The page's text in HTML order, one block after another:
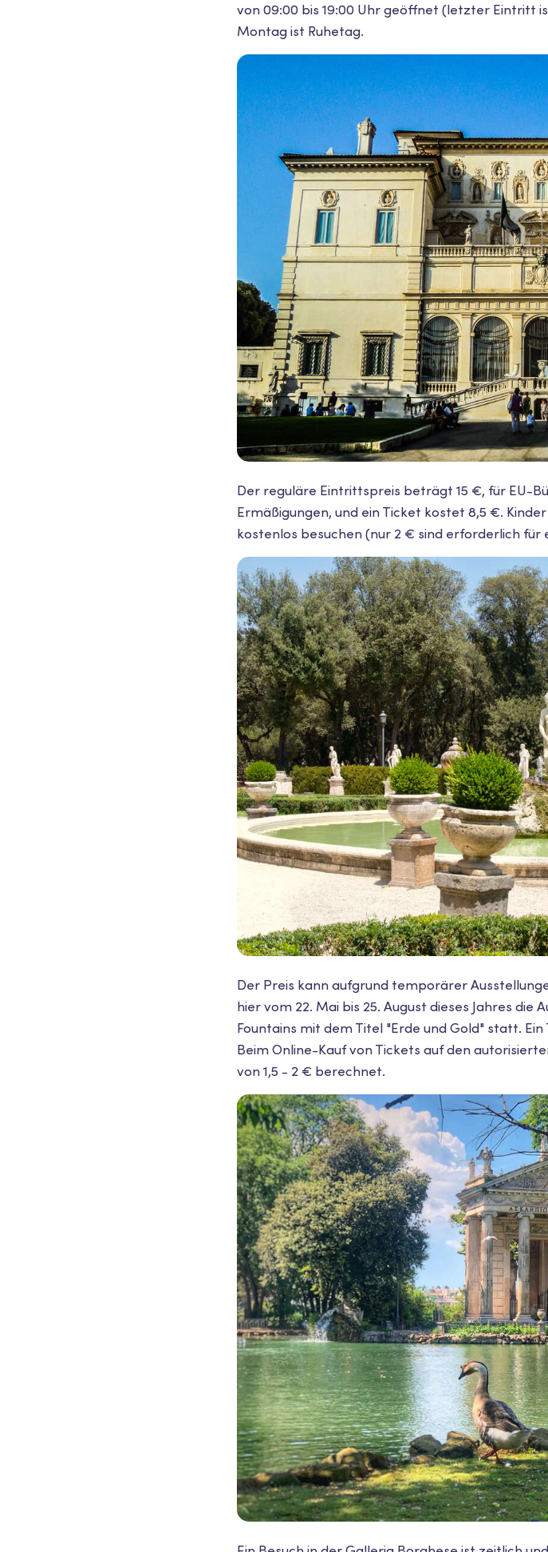
von 09:00 bis 19:00 Uhr geöffnet (letzter Eintritt
Montag ist Ruhetag.
Der reguläre Eintrittspreis beträgt 15 €, für EU-
Ermäßigungen, und ein Ticket kostet 8,5 €.
kostenlos besuchen (nur 2 € sind erforderlich für
Der Preis kann aufgrund temporärer
hier vom 22. Mai bis 25. August dieses Jahres die
Fountains mit dem Titel "Erde und Gold" statt.
Beim Online-Kauf von Tickets auf den
von 1,5 - 2 € berechnet.